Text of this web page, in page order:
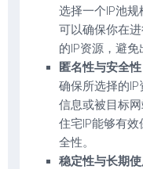
选择一个IP池规
可以确保你在
的IP资源，避免
匿名性与安全性
确保所选择的
信息或被目标
住宅IP能够有
全性。
稳定性与长期